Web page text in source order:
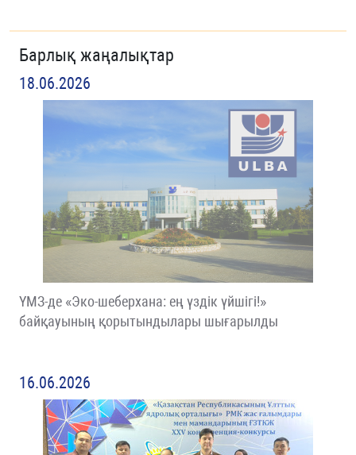
Барлық жаңалықтар
18.06.2026
ҮМЗ-де «Эко-шеберхана: ең үздік үйшігі!»
байқауының қорытындылары шығарылды
16.06.2026